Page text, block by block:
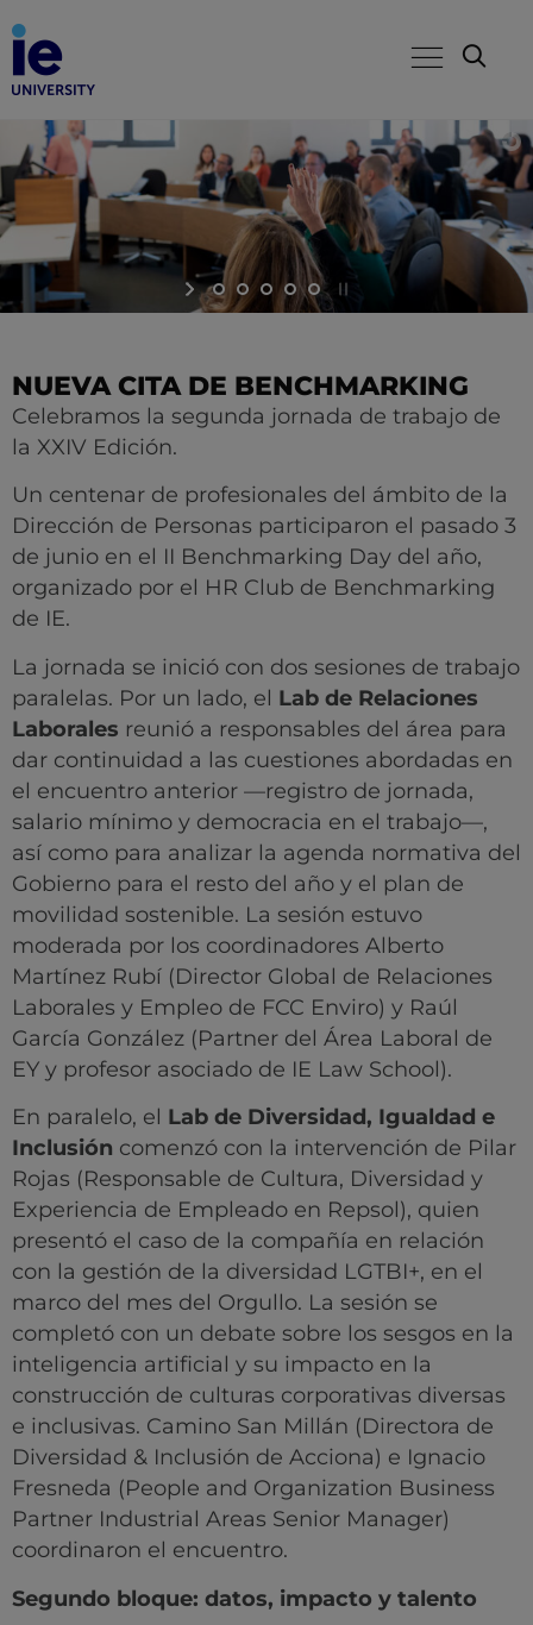
NUEVA CITA DE BENCHMARKING
Celebramos la segunda jornada de trabajo de
la XXIV Edición.
Un centenar de profesionales del ámbito de la
Dirección de Personas participaron el pasado 3
de junio en el II Benchmarking Day del año,
organizado por el HR Club de Benchmarking
de IE.
La jornada se inició con dos sesiones de trabajo
paralelas. Por un lado, el Lab de Relaciones
Laborales reunió a responsables del área para
dar continuidad a las cuestiones abordadas en
el encuentro anterior —registro de jornada,
salario mínimo y democracia en el trabajo—,
así como para analizar la agenda normativa del
Gobierno para el resto del año y el plan de
movilidad sostenible. La sesión estuvo
moderada por los coordinadores Alberto
Martínez Rubí (Director Global de Relaciones
Laborales y Empleo de FCC Enviro) y Raúl
García González (Partner del Área Laboral de
EY y profesor asociado de IE Law School).
En paralelo, el Lab de Diversidad, Igualdad e
Inclusión comenzó con la intervención de Pilar
Rojas (Responsable de Cultura, Diversidad y
Experiencia de Empleado en Repsol), quien
presentó el caso de la compañía en relación
con la gestión de la diversidad LGTBI+, en el
marco del mes del Orgullo. La sesión se
completó con un debate sobre los sesgos en la
inteligencia artificial y su impacto en la
construcción de culturas corporativas diversas
e inclusivas. Camino San Millán (Directora de
Diversidad & Inclusión de Acciona) e Ignacio
Fresneda (People and Organization Business
Partner Industrial Areas Senior Manager)
coordinaron el encuentro.
Segundo bloque: datos, impacto y talento